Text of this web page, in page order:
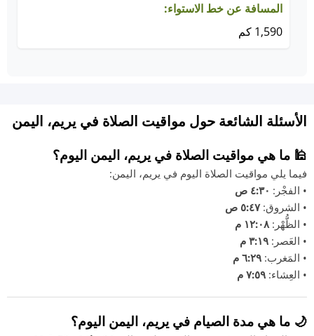
المسافة عن خط الاستواء:
1,590 كم
الأسئلة الشائعة حول مواقيت الصلاة في يريم، اليمن
🕌 ما هي مواقيت الصلاة في يريم، اليمن اليوم؟
فيما يلي مواقيت الصلاة اليوم في يريم، اليمن:
• الفجْر: ٤:٣٠ ص
• الشروق:٥:٤٧ ص
• الظُّهْر:١٢:٠٨ م
• العَصر: ٣:١٩ م
• المَغرب: ٦:٢٩ م
• العِشاء: ٧:٥٩ م
🌙 ما هي مدة الصيام في يريم، اليمن اليوم؟